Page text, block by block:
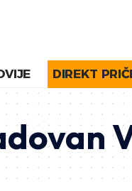
DIREKT